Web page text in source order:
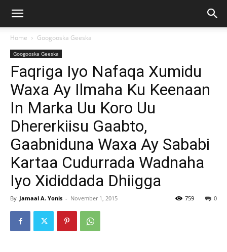
Home Googooska Geeska
Googooska Geeska
Faqriga Iyo Nafaqa Xumidu
Waxa Ay Ilmaha Ku Keenaan
In Marka Uu Koro Uu
Dhererkiisu Gaabto,
Gaabniduna Waxa Ay Sababi
Kartaa Cudurrada Wadnaha
Iyo Xididdada Dhiigga
By Jamaal A. Yonis - November 1, 2015 0
759